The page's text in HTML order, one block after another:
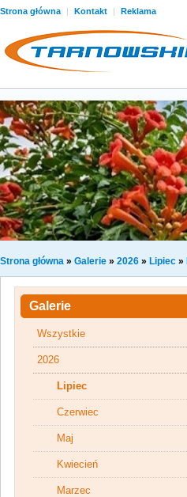
Strona główna | Kontakt | Reklama
Strona główna » Galerie » 2026 » Lipiec »
Galerie
Wszystkie
2026
Lipiec
Czerwiec
Maj
Kwiecień
Marzec